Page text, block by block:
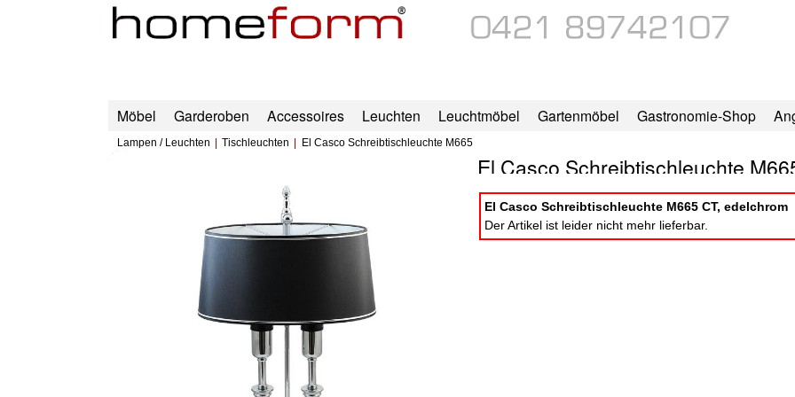
Möbel Garderoben Accessoires Leuchten Leuchtmöbel Gartenmöbel Gastronomie-Shop
Lampen / Leuchten Tischleuchten El Casco Schreibtischleuchte M665
El Casco Schreibtischleuchte
El Casco Schreibtischleuchte M665 CT, edelchrom
Der Artikel ist leider nicht mehr lieferbar.